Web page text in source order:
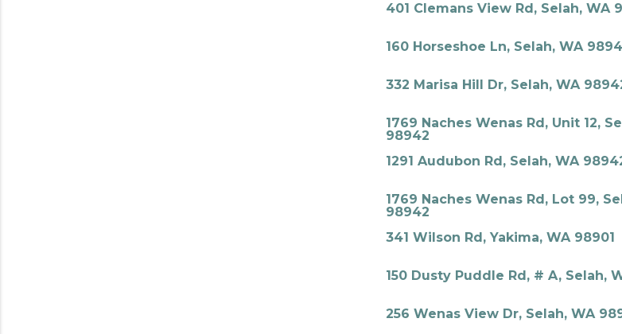
401 Clemans View Rd, Selah, WA
160 Horseshoe Ln, Selah, WA
332 Marisa Hill Dr, Selah, WA
1769 Naches Wenas Rd, Unit 12,
98942
1291 Audubon Rd, Selah, WA
1769 Naches Wenas Rd, Lot 99,
98942
341 Wilson Rd, Yakima, WA 98901
150 Dusty Puddle Rd, # A, Selah,
256 Wenas View Dr, Selah, WA